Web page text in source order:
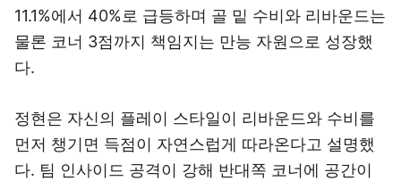
11.1%에서 40%로 급등하며 골 밑 수비와 리바운드는
물론 코너 3점까지 책임지는 만능 자원으로 성장했
다.
정현은 자신의 플레이 스타일이 리바운드와 수비를
먼저 챙기면 득점이 자연스럽게 따라온다고 설명했
다. 팀 인사이드 공격이 강해 반대쪽 코너에 공간이